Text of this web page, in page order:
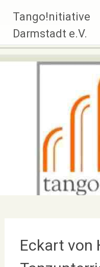
Inhalt
springen
Tango!nitiative
Darmstadt e.V.
Eckart von